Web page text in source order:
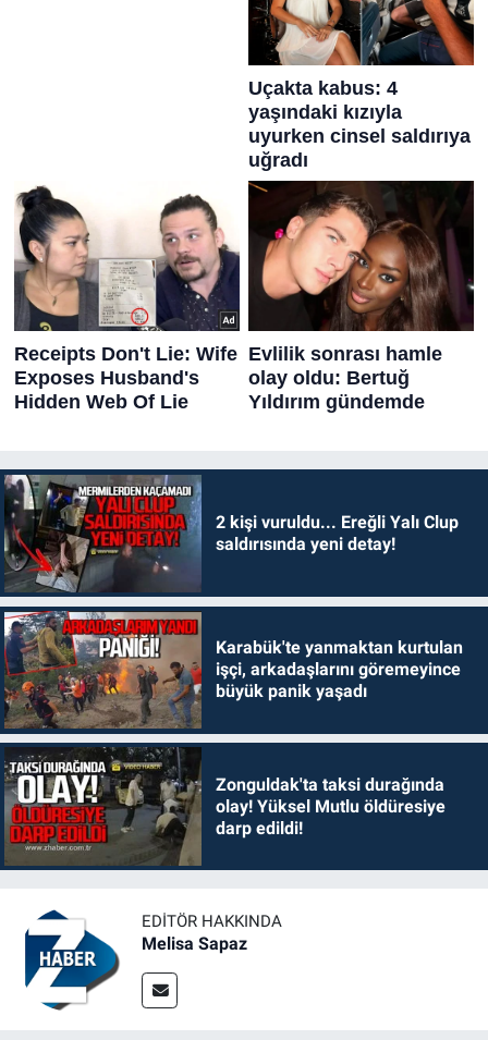
2 kişi vuruldu... Ereğli Yalı Clup
saldırısında yeni detay!
Karabük'te yanmaktan kurtulan
işçi, arkadaşlarını göremeyince
büyük panik yaşadı
Zonguldak'ta taksi durağında
olay! Yüksel Mutlu öldüresiye
darp edildi!
EDITÖR HAKKINDA
Melisa Sapaz